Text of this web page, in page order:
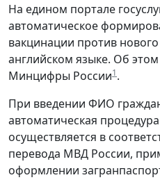
На едином портале
автоматическое
вакцинации против
английском языке. Об
Минцифры России1.
При введении ФИО
автоматическая
осуществляется в
перевода МВД России,
оформлении